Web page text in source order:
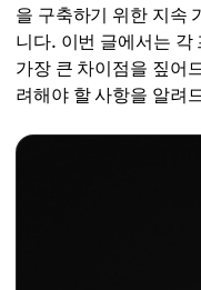
을 구축하기 위한 지속
니다. 이번 글에서는 각
가장 큰 차이점을 짚어
려해야 할 사항을 알려